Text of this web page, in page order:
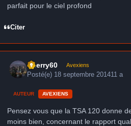
parfait pour le ciel profond
Citer
thierry60 Avexiens
Posté(e) 18 septembre 201411 a
AUTEUR AVEXIENS
Pensez vous que la TSA 120 donne
moins bien, concernant le rapport